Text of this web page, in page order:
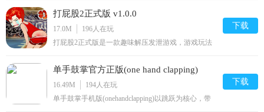
机发牌，你需要观察牌面的布局来移动放置，还能更
换背景色，避免视觉疲劳。空当接龙经典版单机版介
绍：游戏包含Sol
打屁股2正式版 v1.0.0
17.0M 196人在玩
打屁股2正式版是一款趣味解压发泄游戏，游戏玩法
感兴趣的小伙伴来2265安卓网下载体验吧！打屁股2
中文版简介你有想教训的人吗?本游戏会让你教训得
痛快。把你讨厌的人
下载
单手鼓掌官方正版(one hand clapping)
v7.5.0
16.49M 194人在玩
单手鼓掌手机版(onehandclapping)以跳跃为核心，带
下载